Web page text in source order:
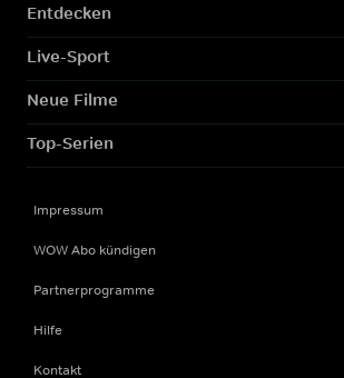
Entdecken
Live-Sport
Neue Filme
Top-Serien
Impressum
WOW Abo kündigen
Partnerprogramme
Hilfe
Kontakt